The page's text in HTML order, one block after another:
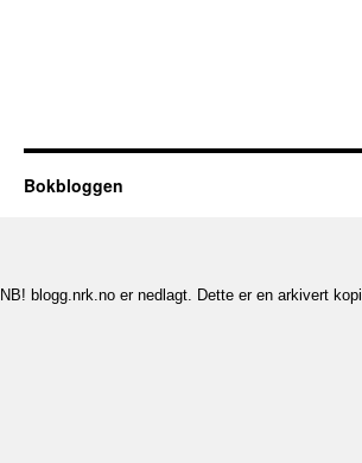
Bokbloggen
NB! blogg.nrk.no er nedlagt. Dette er en arkivert kopi